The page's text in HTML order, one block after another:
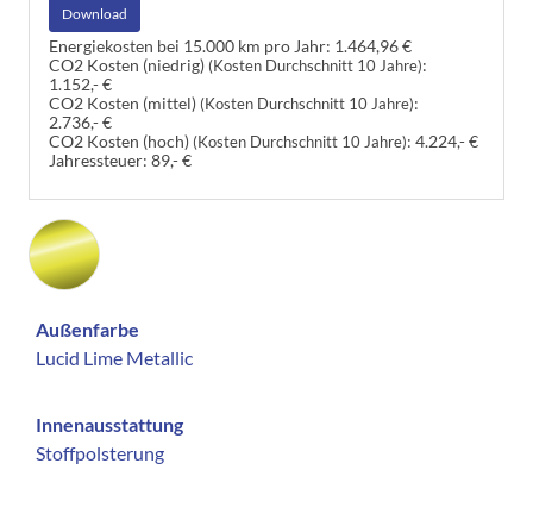
Download
Energiekosten bei 15.000 km pro Jahr: 1.464,96 €
CO2 Kosten (niedrig) (Kosten Durchschnitt 10 Jahre):
1.152,- €
CO2 Kosten (mittel) (Kosten Durchschnitt 10 Jahre):
2.736,- €
CO2 Kosten (hoch) (Kosten Durchschnitt 10 Jahre): 4.224,- €
Jahressteuer: 89,- €
Außenfarbe
Lucid Lime Metallic
Innenausstattung
Stoffpolsterung